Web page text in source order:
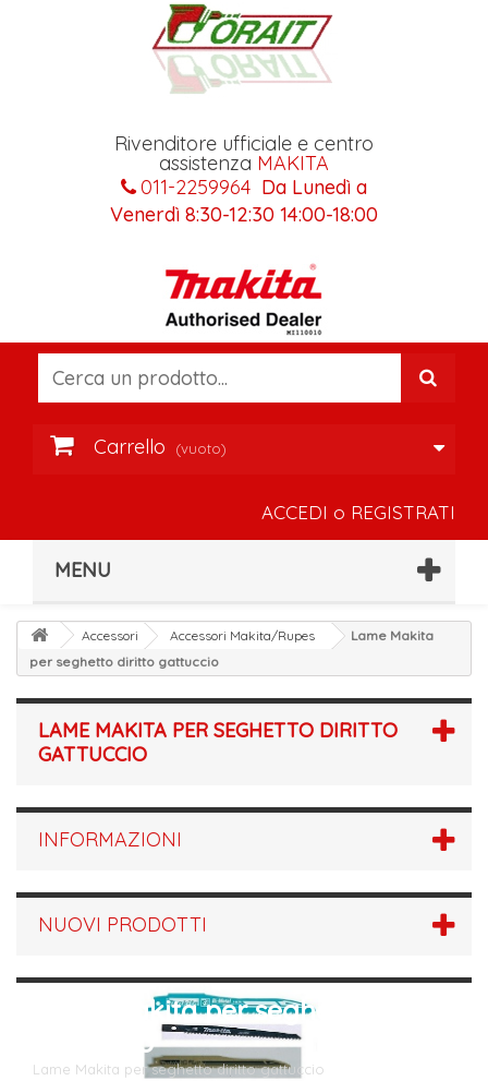
Rivenditore ufficiale e centro
assistenza MAKITA
011-2259964 Da Lunedì a
Venerdì 8:30-12:30 14:00-18:00
Carrello (vuoto)
ACCEDI o REGISTRATI
MENU
Accessori Accessori Makita/Rupes
Lame Makita
per seghetto diritto gattuccio
LAME MAKITA PER SEGHETTO DIRITTO
GATTUCCIO
INFORMAZIONI
NUOVI PRODOTTI
Lame Makita per seghetto diritto
gattuccio
Lame Makita per seghetto diritto gattuccio